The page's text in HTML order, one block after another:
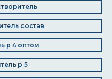
состав
р 4 оптом
р 5